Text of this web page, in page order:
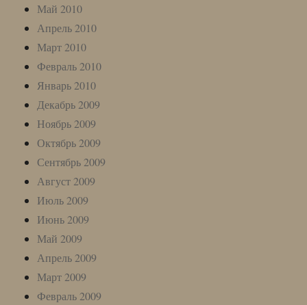
Май 2010
Апрель 2010
Март 2010
Февраль 2010
Январь 2010
Декабрь 2009
Ноябрь 2009
Октябрь 2009
Сентябрь 2009
Август 2009
Июль 2009
Июнь 2009
Май 2009
Апрель 2009
Март 2009
Февраль 2009